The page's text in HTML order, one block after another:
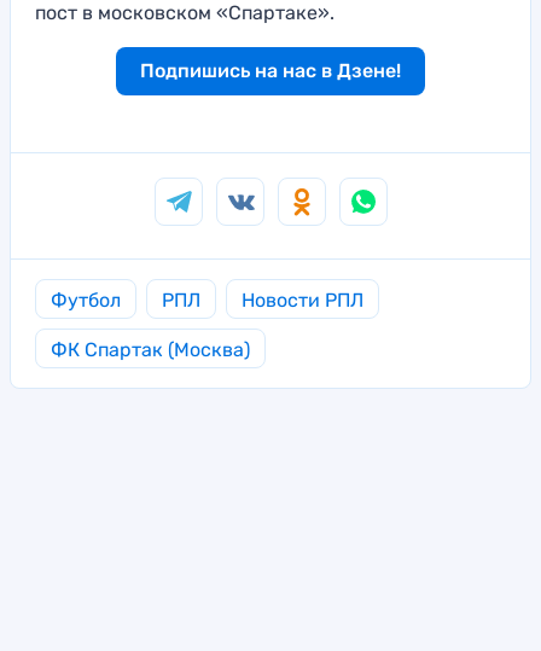
пост в московском «Спартаке».
Подпишись на нас в Дзене!
Футбол РПЛ Новости РПЛ
ФК Спартак (Москва)